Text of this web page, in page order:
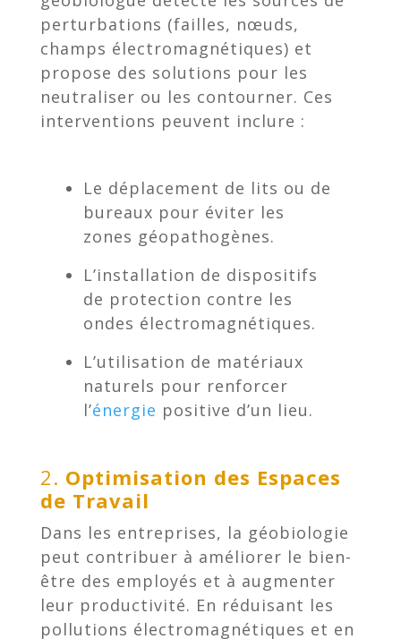
perturbations (failles, nœuds,
champs électromagnétiques) et
propose des solutions pour les
neutraliser ou les contourner. Ces
interventions peuvent inclure :
Le déplacement de lits ou de
bureaux pour éviter les
zones géopathogènes.
L’installation de dispositifs
de protection contre les
ondes électromagnétiques.
L’utilisation de matériaux
naturels pour renforcer
l’énergie positive d’un lieu.
2. Optimisation des Espaces
de Travail
Dans les entreprises, la géobiologie
peut contribuer à améliorer le bien-
être des employés et à augmenter
leur productivité. En réduisant les
pollutions électromagnétiques et en